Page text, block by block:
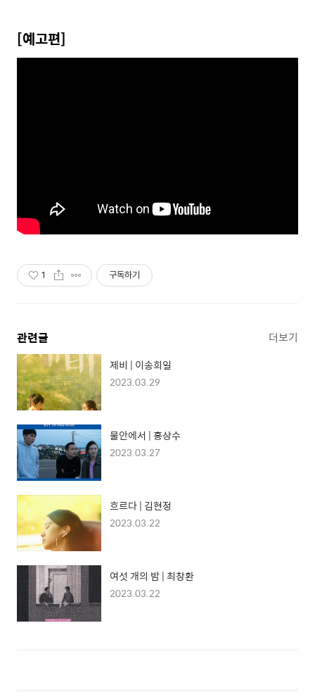
[예고편]
1 구독하기
관련글 더보기
제비 | 이송희일
2023.03.29
물안에서 | 홍상수
2023.03.27
흐르다 | 김현정
2023.03.22
여섯 개의 밤 | 최창환
2023.03.22